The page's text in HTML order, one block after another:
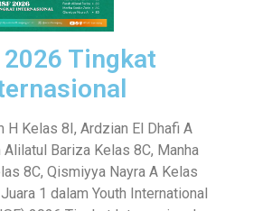
2026 Tingkat
H Kelas 8I, Ardzian El Dhafi A
Alilatul Bariza Kelas 8C, Manha
8C, Qismiyya Nayra A Kelas
1 dalam Youth International